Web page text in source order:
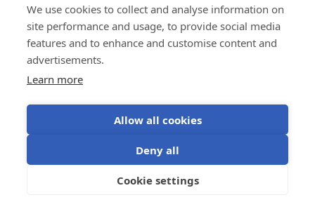
We use cookies to collect and analyse information on
site performance and usage, to provide social media
features and to enhance and customise content and
advertisements.
Learn more
Allow all cookies
Deny all
Cookie settings
Політика конфіденційності
Використання файлів cookieУмови використання
©Victron Energy 2026